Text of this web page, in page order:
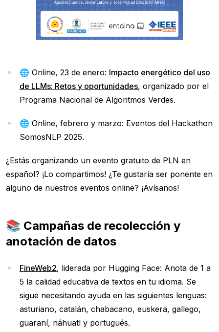
🌐 Online, 23 de enero: Impacto energético del uso
de LLMs: Retos y oportunidades, organizado por el
Programa Nacional de Algoritmos Verdes.
🌐 Online, febrero y marzo: Eventos del Hackathon
SomosNLP 2025.
¿Estás organizando un evento gratuito de PLN en
español? ¡Lo compartimos! ¿Te gustaría ser ponente en
alguno de nuestros eventos online? ¡Avísanos!
📚 Campañas de recolección y
anotación de datos
FineWeb2, liderada por Hugging Face: Anota de 1 a
5 la calidad educativa de textos en tu idioma. Se
sigue necesitando ayuda en las siguientes lenguas:
asturiano, catalán, chabacano, euskera, gallego,
guaraní, náhuatl y portugués.